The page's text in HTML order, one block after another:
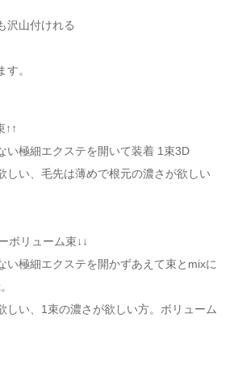
沢山付けれる
。
↑↑
い極細エクステを開いて装着 1束3D
しい、毛先は薄めで根元の濃さが欲しい
ボリューム束↓↓
い極細エクステを開かずあえて束とmixに
しい、1束の濃さが欲しい方。ボリューム